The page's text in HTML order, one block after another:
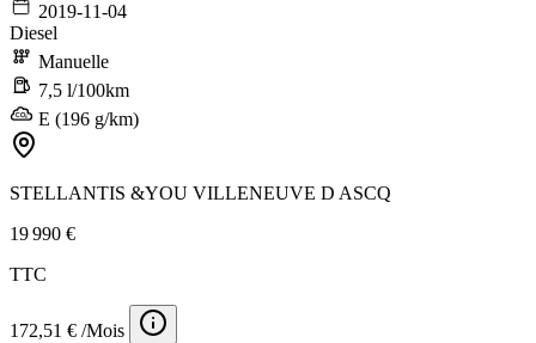
2019-11-04
Diesel
Manuelle
7,5 l/100km
E (196 g/km)
STELLANTIS &YOU VILLENEUVE D ASCQ
19 990 €
TTC
172,51 € /Mois